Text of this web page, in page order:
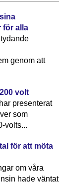
för alla
genom att
volt
presenterat
som
volts...
för att möta
om våra
hade väntat